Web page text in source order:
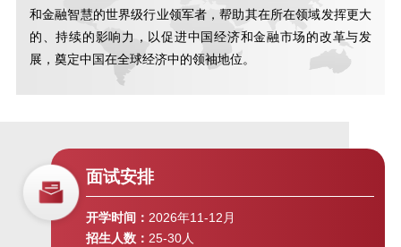
和金融智慧的世界级行业领军者，帮助其在所在领域发挥更大
的、持续的影响力，以促进中国经济和金融市场的改革与发
展，奠定中国在全球经济中的领袖地位。
面试安排
开学时间： 2026年11-12月
招生人数： 25-30人
SAIF金融E沙龙 | 双循环新格局下
的中国经济发展趋势与投资方向
堂”第十六期
SAIF-ASU全球商业领袖学者项目
GES项目主任见面会